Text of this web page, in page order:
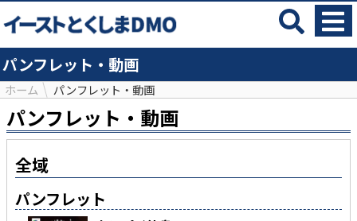
パンフレット・動画
ホーム パンフレット・動画
パンフレット・動画
全域
パンフレット